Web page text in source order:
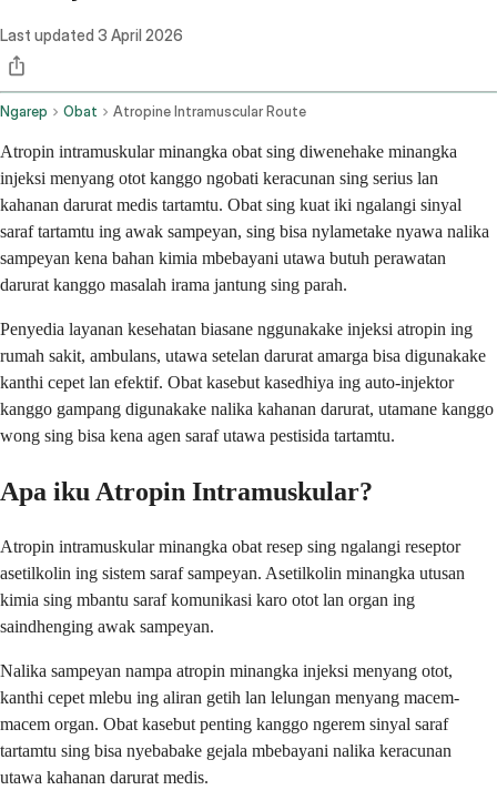
Last updated 3 April 2026
Ngarep Obat Atropine Intramuscular Route
Atropin intramuskular minangka obat sing diwenehake minangka
injeksi menyang otot kanggo ngobati keracunan sing serius lan
kahanan darurat medis tartamtu. Obat sing kuat iki ngalangi sinyal
saraf tartamtu ing awak sampeyan, sing bisa nylametake nyawa nalika
sampeyan kena bahan kimia mbebayani utawa butuh perawatan
darurat kanggo masalah irama jantung sing parah.
Penyedia layanan kesehatan biasane nggunakake injeksi atropin ing
rumah sakit, ambulans, utawa setelan darurat amarga bisa digunakake
kanthi cepet lan efektif. Obat kasebut kasedhiya ing auto-injektor
kanggo gampang digunakake nalika kahanan darurat, utamane kanggo
wong sing bisa kena agen saraf utawa pestisida tartamtu.
Apa iku Atropin Intramuskular?
Atropin intramuskular minangka obat resep sing ngalangi reseptor
asetilkolin ing sistem saraf sampeyan. Asetilkolin minangka utusan
kimia sing mbantu saraf komunikasi karo otot lan organ ing
saindhenging awak sampeyan.
Nalika sampeyan nampa atropin minangka injeksi menyang otot,
kanthi cepet mlebu ing aliran getih lan lelungan menyang macem-
macem organ. Obat kasebut penting kanggo ngerem sinyal saraf
tartamtu sing bisa nyebabake gejala mbebayani nalika keracunan
utawa kahanan darurat medis.